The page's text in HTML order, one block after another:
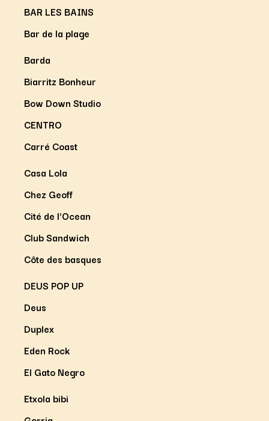
BAR LES BAINS
Bar de la plage
Barda
Biarritz Bonheur
Bow Down Studio
CENTRO
Carré Coast
Casa Lola
Chez Geoff
Cité de l'Ocean
Club Sandwich
Côte des basques
DEUS POP UP
Deus
Duplex
Eden Rock
El Gato Negro
Etxola bibi